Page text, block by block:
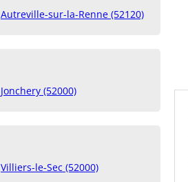
Autreville-sur-la-Renne (52120)
Jonchery (52000)
Villiers-le-Sec (52000)